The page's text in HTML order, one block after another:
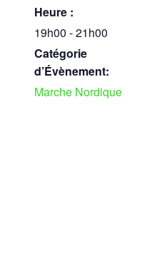
Heure :
19h00 - 21h00
Catégorie
d’Évènement:
Marche Nordique